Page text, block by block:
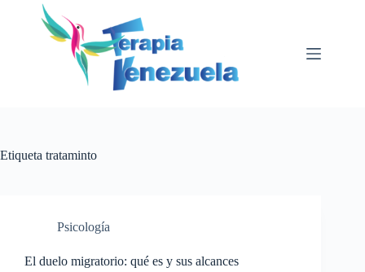
contenido
Etiqueta trataminto
Psicología
El duelo migratorio: qué es y sus alcances